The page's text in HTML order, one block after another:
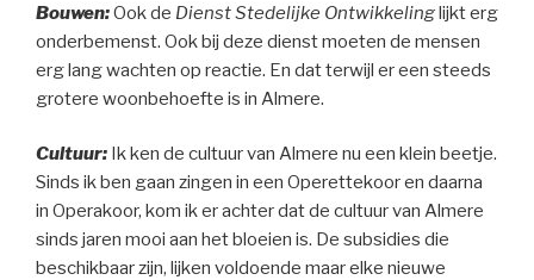
Bouwen:Ook de Dienst Stedelijke Ontwikkelinglijkt erg
onderbemenst. Ook bij deze dienst moeten de mensen
erg lang wachten op reactie. En dat terwijl er een steeds
grotere woonbehoefte is in Almere.
Cultuur: Ik ken de cultuur van Almere nu een klein beetje.
Sinds ik ben gaan zingen in een Operettekoor en daarna
in Operakoor, kom ik er achter dat de cultuur van Almere
sinds jaren mooi aan het bloeien is. De subsidies die
beschikbaar zijn, lijken voldoende maar elke nieuwe